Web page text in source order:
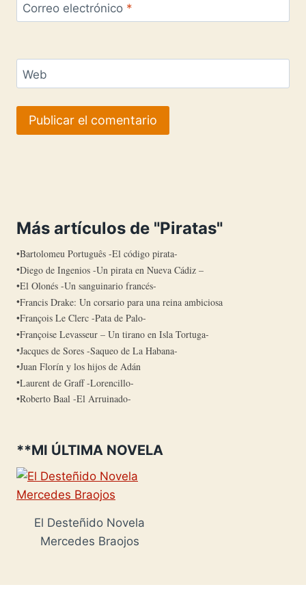
Correo electrónico *
Web
Más artículos de "Piratas"
Bartolomeu Português -El código pirata-
Diego de Ingenios -Un pirata en Nueva Cádiz –
El Olonés -Un sanguinario francés-
Francis Drake: Un corsario para una reina ambiciosa
François Le Clerc -Pata de Palo-
Françoise Levasseur – Un tirano en Isla Tortuga-
Jacques de Sores -Saqueo de La Habana-
Juan Florín y los hijos de Adán
Laurent de Graff -Lorencillo-
Roberto Baal -El Arruinado-
**MI ÚLTIMA NOVELA
El Desteñido Novela
Mercedes Braojos